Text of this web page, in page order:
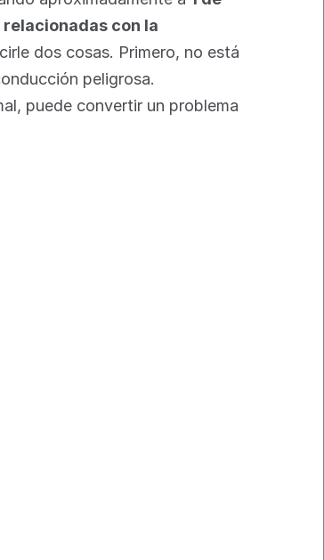
con la
dos cosas. Primero, no está
peligrosa.
puede convertir un problema